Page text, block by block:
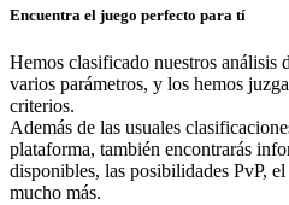
Encuentra el juego perfecto para tí
Hemos clasificado nuestros análisis
varios parámetros, y los hemos
criterios.
Además de las usuales
plataforma, también encontrarás
disponibles, las posibilidades PvP,
mucho más.